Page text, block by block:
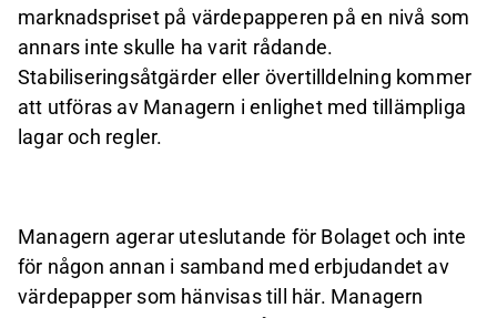
marknadspriset på värdepapperen på en nivå som
annars inte skulle ha varit rådande.
Stabiliseringsåtgärder eller övertilldelning kommer
att utföras av Managern i enlighet med tillämpliga
lagar och regler.
Managern agerar uteslutande för Bolaget och inte
för någon annan i samband med erbjudandet av
värdepapper som hänvisas till här. Managern